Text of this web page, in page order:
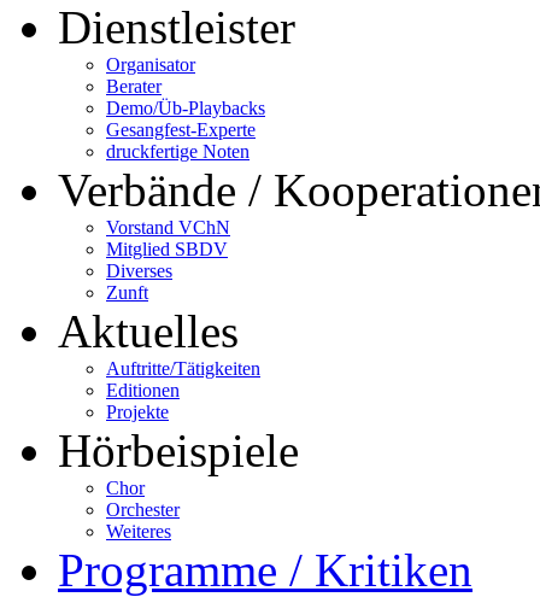
Dienstleister
Organisator
Berater
Demo/Üb-Playbacks
Gesangfest-Experte
druckfertige Noten
Verbände /
Vorstand VChN
Mitglied SBDV
Diverses
Zunft
Aktuelles
Auftritte/Tätigkeiten
Editionen
Projekte
Hörbeispiele
Chor
Orchester
Weiteres
Programme / Kritiken